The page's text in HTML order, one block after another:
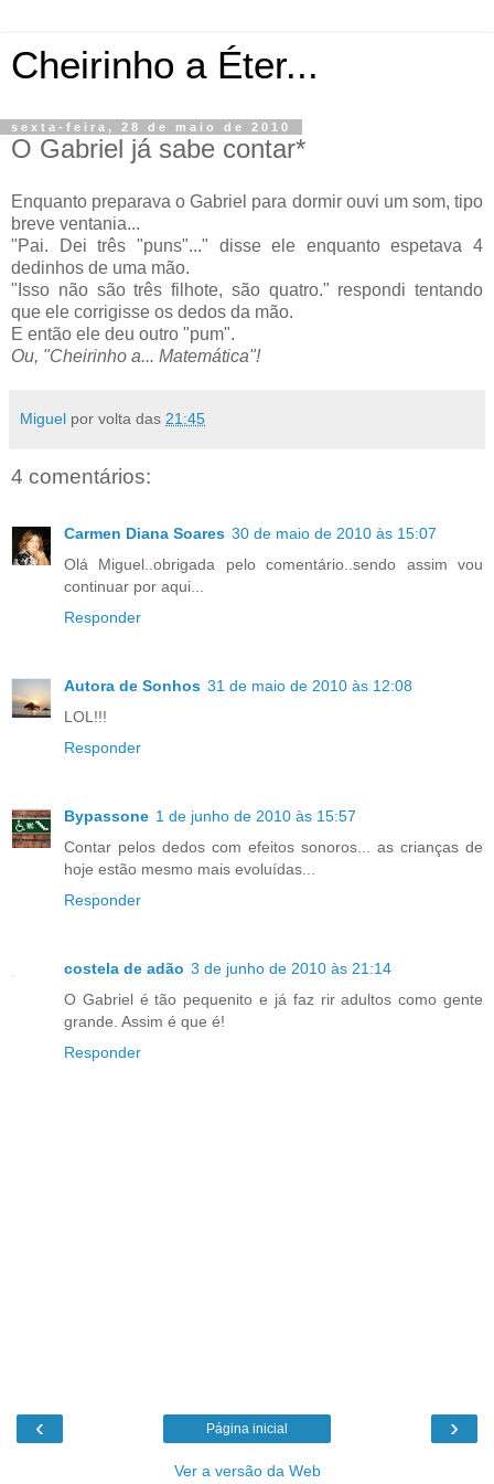
Cheirinho a Éter...
sexta-feira, 28 de maio de 2010
O Gabriel já sabe contar*
Enquanto preparava o Gabriel para dormir ouvi um som, tipo
breve ventania...
"Pai. Dei três "puns"..." disse ele enquanto espetava 4
dedinhos de uma mão.
"Isso não são três filhote, são quatro." respondi tentando
que ele corrigisse os dedos da mão.
E então ele deu outro "pum".
Ou, "Cheirinho a... Matemática"!
Miguel por volta das 21:45
4 comentários:
Carmen Diana Soares 30 de maio de 2010 às 15:07
Olá Miguel..obrigada pelo comentário..sendo assim vou
continuar por aqui...
Responder
Autora de Sonhos 31 de maio de 2010 às 12:08
LOL!!!
Responder
Bypassone 1 de junho de 2010 às 15:57
Contar pelos dedos com efeitos sonoros... as crianças de
hoje estão mesmo mais evoluídas...
Responder
costela de adão 3 de junho de 2010 às 21:14
O Gabriel é tão pequenito e já faz rir adultos como gente
grande. Assim é que é!
Responder
‹ ›
Página inicial
Ver a versão da Web